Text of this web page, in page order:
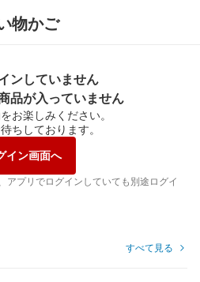
物かご
ンしていません
品が入っていません
お楽しみください。
ちしております。
イン画面へ
アプリでログインしていても別途ログイ
すべて見る